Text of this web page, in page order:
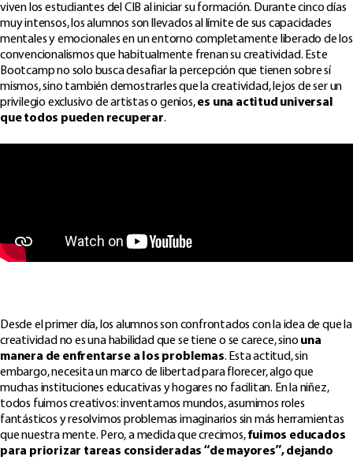
viven los estudiantes del CIB al iniciar su formación. Durante cinco días
muy intensos, los alumnos son llevados al límite de sus capacidades
mentales y emocionales en un entorno completamente liberado de los
convencionalismos que habitualmente frenan su creatividad. Este
Bootcamp no solo busca desafiar la percepción que tienen sobre sí
mismos, sino también demostrarles que la creatividad, lejos de ser un
privilegio exclusivo de artistas o genios,es una actitud universal
que todos pueden recuperar.
Desde el primer día, los alumnos son confrontados con la idea de que la
creatividad no es una habilidad que se tiene o se carece, sino una
manera de enfrentarse a los problemas. Esta actitud, sin
embargo, necesita un marco de libertad para florecer, algo que
muchas instituciones educativas y hogares no facilitan. En la niñez,
todos fuimos creativos: inventamos mundos, asumimos roles
fantásticos y resolvimos problemas imaginarios sin más herramientas
que nuestra mente. Pero, a medida que crecimos,fuimos educados
para priorizar tareas consideradas “de mayores”, dejando